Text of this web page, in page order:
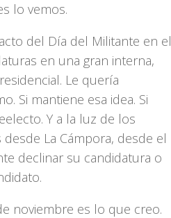
lo vemos.
del Día del Militante en el
en una gran interna,
Le quería
Si mantiene esa idea. Si
Y a la luz de los
La Cámpora, desde el
declinar su candidatura o
noviembre es lo que creo.